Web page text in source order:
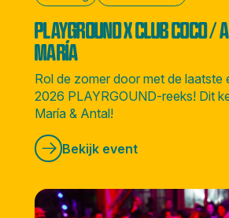
PLAYGROUND X CLUB COCO /
MARÍA
Rol de zomer door met de laatste
2026 PLAYRGOUND-reeks! Dit
María & Antal!
Bekijk event